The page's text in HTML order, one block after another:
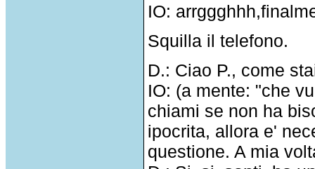
IO:
Squilla il telefono.
D.: Ciao P., come
IO: (a mente: "che
chiami se non ha
ipocrita, allora e'
questione. A mia